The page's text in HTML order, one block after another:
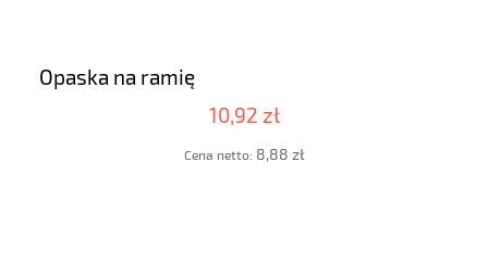
Opaska na ramię
10,92 zł
Cena netto: 8,88 zł